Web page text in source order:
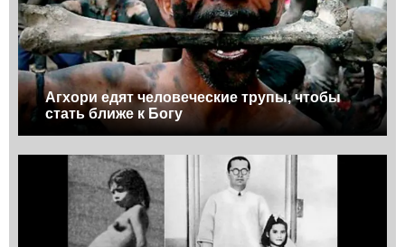
Агхори едят человеческие трупы, чтобы
стать ближе к Богу